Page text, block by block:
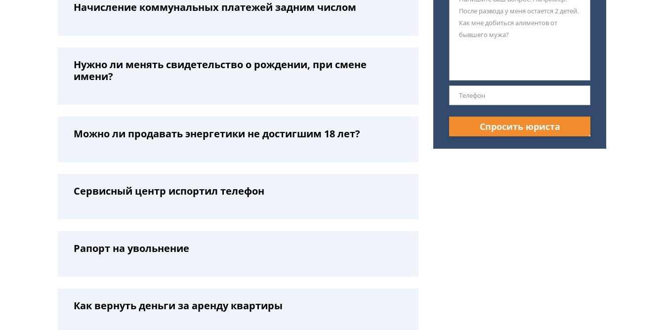
Начисление коммунальных платежей задним числом
Нужно ли менять свидетельство о рождении, при смене
имени?
Можно ли продавать энергетики не достигшим 18 лет?
Сервисный центр испортил телефон
Рапорт на увольнение
Как вернуть деньги за аренду квартиры
Спросить юриста